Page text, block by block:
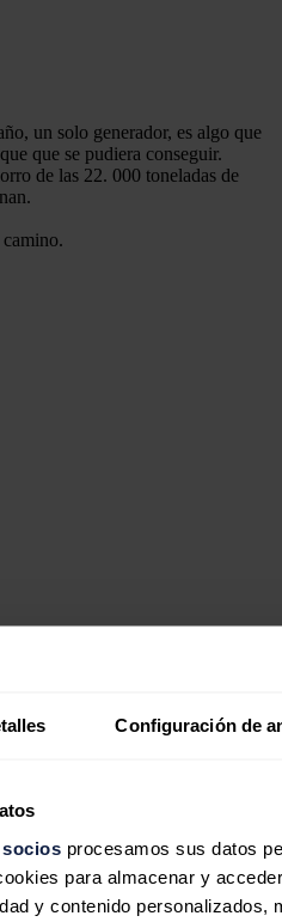
Configuración de
procesamos sus datos
para almacenar y
y contenido personalizados,
un solo generador, es algo que
que se pudiera conseguir.
de las 22. 000 toneladas de
ello se debe invertir en I+D+i.